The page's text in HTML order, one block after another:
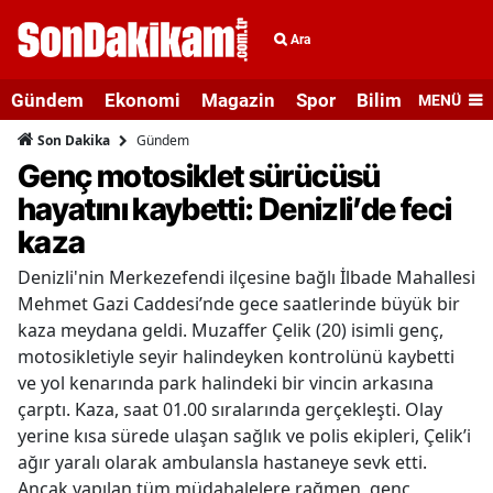
Ara
Gündem Ekonomi Magazin Spor Bilim veMENÜ
Son Dakika Gündem
Genç motosiklet sürücüsü
hayatını kaybetti: Denizli’de feci
kaza
Denizli'nin Merkezefendi ilçesine bağlı İlbade Mahallesi
Mehmet Gazi Caddesi’nde gece saatlerinde büyük bir
kaza meydana geldi. Muzaffer Çelik (20) isimli genç,
motosikletiyle seyir halindeyken kontrolünü kaybetti
ve yol kenarında park halindeki bir vincin arkasına
çarptı. Kaza, saat 01.00 sıralarında gerçekleşti. Olay
yerine kısa sürede ulaşan sağlık ve polis ekipleri, Çelik’i
ağır yaralı olarak ambulansla hastaneye sevk etti.